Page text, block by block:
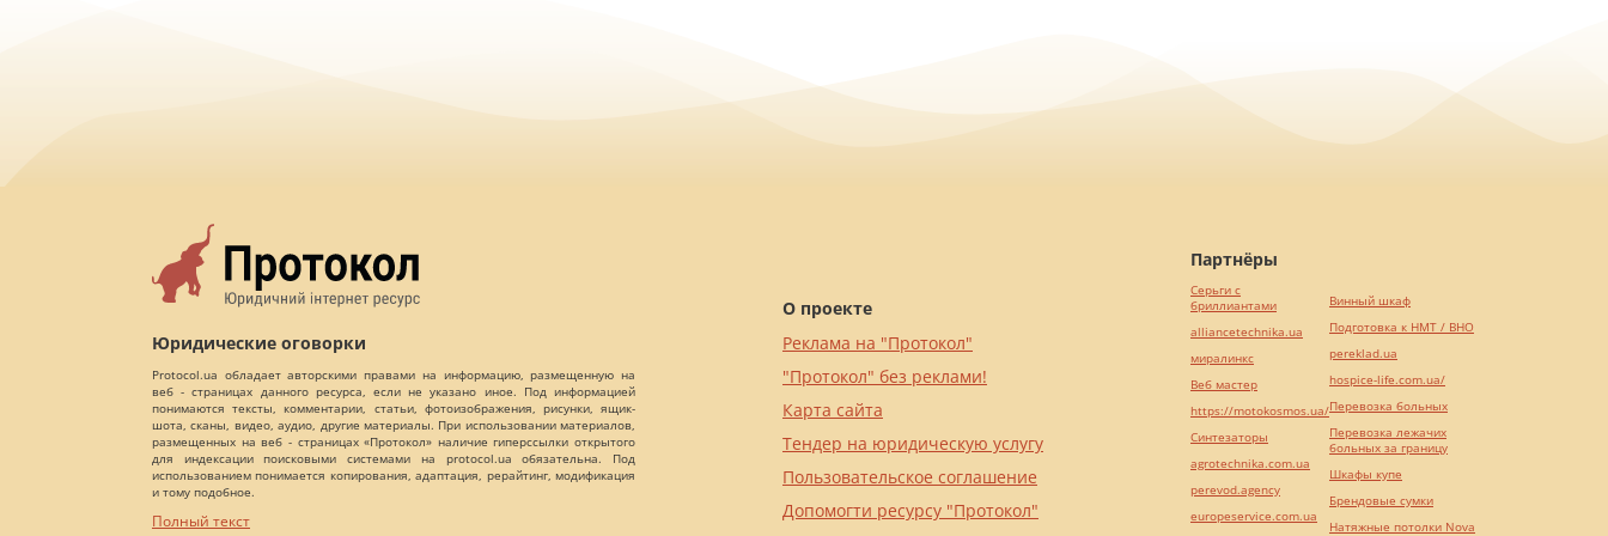
Юридические оговорки
Protocol.ua обладает авторскими правами на информацию, размещенную на
веб - страницах данного ресурса, если не указано иное. Под информацией
понимаются тексты, комментарии, статьи, фотоизображения, рисунки, ящик-
шота, сканы, видео, аудио, другие материалы. При использовании материалов,
размещенных на веб - страницах «Протокол» наличие гиперссылки открытого
для индексации поисковыми системами на protocol.ua обязательна. Под
использованием понимается копирования, адаптация, рерайтинг, модификация
и тому подобное.
Полный текст
О проекте
Реклама на "Протокол"
"Протокол" без реклами!
Карта сайта
Тендер на юридическую услугу
Пользовательское соглашение
Допомогти ресурсу "Протокол"
Партнёры
Серьги с
бриллиантами
alliancetechnika.ua
миралинкс
Веб мастер
https://motokosmos.ua/
Синтезаторы
agrotechnika.com.ua
perevod.agency
europeservice.com.ua
Винный шкаф
Подготовка к НМТ / ВНО
pereklad.ua
hospice-life.com.ua/
Перевозка больных
Перевозка лежачих
больных за границу
Шкафы купе
Брендовые сумки
Натяжные потолки Nova